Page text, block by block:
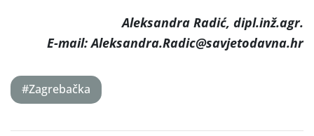
Aleksandra Radić, dipl.inž.agr.
E-mail: Aleksandra.Radic@savjetodavna.hr
#Zagrebačka